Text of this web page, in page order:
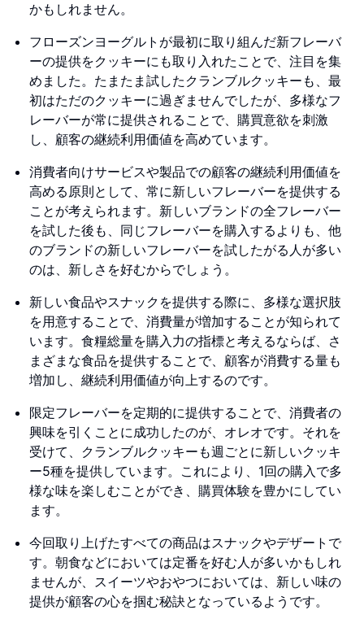
かもしれません。
フローズンヨーグルトが最初に取り組んだ新フレーバ
ーの提供をクッキーにも取り入れたことで、注目を集
めました。たまたま試したクランブルクッキーも、最
初はただのクッキーに過ぎませんでしたが、多様なフ
レーバーが常に提供されることで、購買意欲を刺激
し、顧客の継続利用価値を高めています。
消費者向けサービスや製品での顧客の継続利用価値を
高める原則として、常に新しいフレーバーを提供する
ことが考えられます。新しいブランドの全フレーバー
を試した後も、同じフレーバーを購入するよりも、他
のブランドの新しいフレーバーを試したがる人が多い
のは、新しさを好むからでしょう。
新しい食品やスナックを提供する際に、多様な選択肢
を用意することで、消費量が増加することが知られて
います。食糧総量を購入力の指標と考えるならば、さ
まざまな食品を提供することで、顧客が消費する量も
増加し、継続利用価値が向上するのです。
限定フレーバーを定期的に提供することで、消費者の
興味を引くことに成功したのが、オレオです。それを
受けて、クランブルクッキーも週ごとに新しいクッキ
ー5種を提供しています。これにより、1回の購入で多
様な味を楽しむことができ、購買体験を豊かにしてい
ます。
今回取り上げたすべての商品はスナックやデザートで
す。朝食などにおいては定番を好む人が多いかもしれ
ませんが、スイーツやおやつにおいては、新しい味の
提供が顧客の心を掴む秘訣となっているようです。